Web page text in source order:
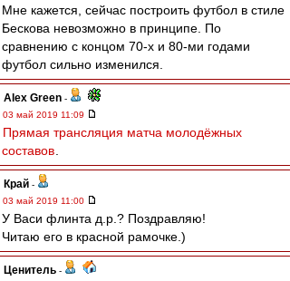
Мне кажется, сейчас построить футбол в стиле
Бескова невозможно в принципе. По
сравнению с концом 70-х и 80-ми годами
футбол сильно изменился.
Alex Green -
03 май 2019 11:09
Прямая трансляция матча молодёжных
составов
Край -
03 май 2019 11:00
У Васи флинта д.р.? Поздравляю!
Читаю его в красной рамочке.)
Ценитель -